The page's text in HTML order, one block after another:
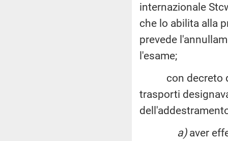
internazionale
che lo abilita alla
prevede
l'esame;
con decreto del
trasporti
a)aver